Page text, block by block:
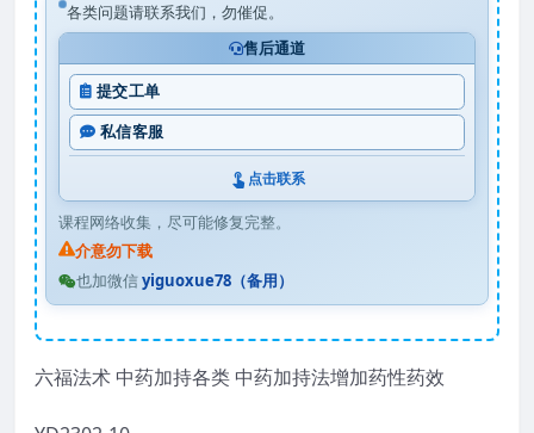
各类问题请联系我们，勿催促。
售后通道
提交工单
私信客服
点击联系
课程网络收集，尽可能修复完整。
介意勿下载
也加微信yiguoxue78（备用）
六福法术 中药加持各类 中药加持法增加药性药效